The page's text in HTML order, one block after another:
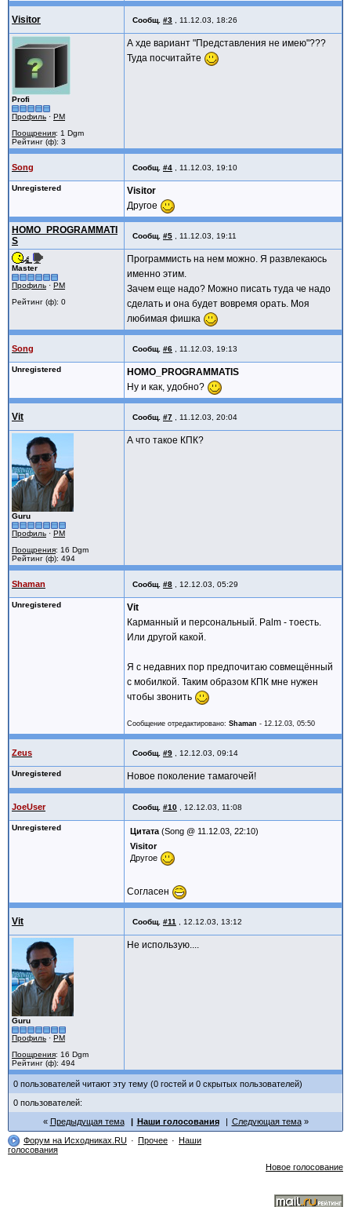
Visitor Сообщ. #3 11.12.03, 18:26
Profi
Профиль · PM
Поощрения: 1 Dgm
Рейтинг (ф): 3
А хде вариант "Представления не имею"???
Туда посчитайте
Song Сообщ. #4 11.12.03, 19:10
Unregistered
Visitor
Другое
HOMO_PROGRAMMATI
S
Сообщ. #5 11.12.03, 19:11
Master
Профиль · PM
Рейтинг (ф): 0
Программисть на нем можно. Я развлекаюсь
именно этим.
Зачем еще надо? Можно писать туда че надо
сделать и она будет вовремя орать. Моя
любимая фишка
Song Сообщ. #6 11.12.03, 19:13
Unregistered
HOMO_PROGRAMMATIS
Ну и как, удобно?
Vit Сообщ. #7 11.12.03, 20:04
Guru
Профиль · PM
Поощрения: 16 Dgm
Рейтинг (ф): 494
А что такое КПК?
Shaman Сообщ. #8 12.12.03, 05:29
Unregistered
Vit
Карманный и персональный. Palm - тоесть.
Или другой какой.
Я с недавних пор предпочитаю совмещённый
с мобилкой. Таким образом КПК мне нужен
чтобы звонить
Сообщение отредактировано: Shaman - 12.12.03, 05:50
Zeus Сообщ. #9 12.12.03, 09:14
Unregistered Новое поколение тамагочей!
JoeUser Сообщ. #10 12.12.03, 11:08
Unregistered Цитата (Song @ 11.12.03, 22:10)
Visitor
Другое
Согласен
Vit Сообщ. #11 12.12.03, 13:12
Guru
Профиль · PM
Поощрения: 16 Dgm
Рейтинг (ф): 494
Не использую....
0 пользователей читают эту тему (0 гостей и 0 скрытых пользователей)
0 пользователей:
Предыдущая тема
Наши голосования
Следующая тема
Форум на Исходниках.RU
Прочее
Наши
голосования
Новое голосование